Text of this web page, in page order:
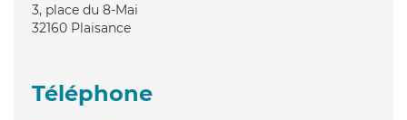
3, place du 8-Mai
32160 Plaisance
Téléphone